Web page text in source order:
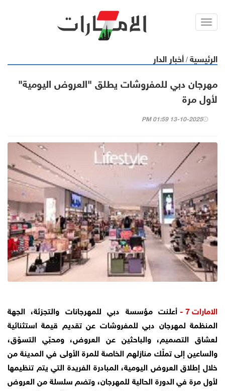
Toggl
الرئيسية / أخبار الدار
مهرجان دبي للمفروشات يطلق "العروض اليومية"
لأول مرة
13-10-2025 01:59 PM
الامارات 7 -
أعلنت مؤسسة دبي للمهرجانات والتجزئة، الجهة
المنظمة لمهرجان دبي للمفروشات عن تقديم قيمة استثنائية
لعشاق التصميم، والباحثين عن العروض، ومحبّي التسوّق،
والساعين إلى تملّك منازلهم الخاصة للمرة الأولى في المدينة من
خلال إطلاق العروض اليومية، المبادرة الفريدة التي يتم تنظيمها
لأول مرة في الدورة الحالية للمهرجان، وتضم سلسلة من العروض